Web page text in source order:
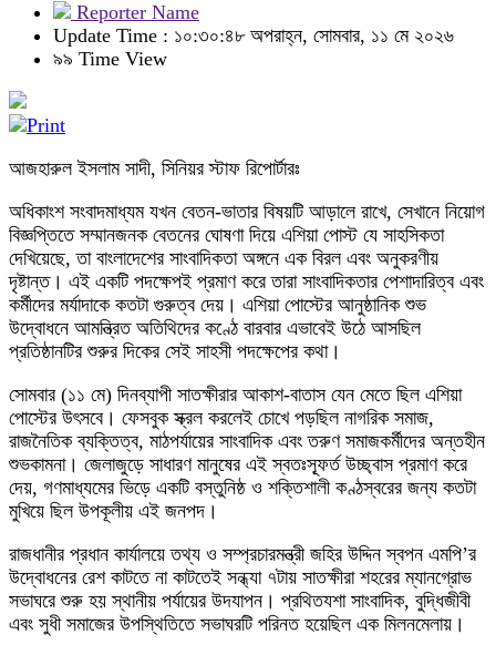
Reporter Name
Update Time : ১০:৩০:৪৮ অপরাহ্ন, সোমবার, ১১ মে ২০২৬
৯৯ Time View
আজহারুল ইসলাম সাদী, সিনিয়র স্টাফ রিপোর্টারঃ
অধিকাংশ সংবাদমাধ্যম যখন বেতন-ভাতার বিষয়টি আড়ালে রাখে, সেখানে নিয়োগ
বিজ্ঞপ্তিতে সম্মানজনক বেতনের ঘোষণা দিয়ে এশিয়া পোস্ট যে সাহসিকতা
দেখিয়েছে, তা বাংলাদেশের সাংবাদিকতা অঙ্গনে এক বিরল এবং অনুকরণীয়
দৃষ্টান্ত। এই একটি পদক্ষেপই প্রমাণ করে তারা সাংবাদিকতার পেশাদারিত্ব এবং
কর্মীদের মর্যাদাকে কতটা গুরুত্ব দেয়। এশিয়া পোস্টের আনুষ্ঠানিক শুভ
উদ্বোধনে আমন্ত্রিত অতিথিদের কণ্ঠে বারবার এভাবেই উঠে আসছিল
প্রতিষ্ঠানটির শুরুর দিকের সেই সাহসী পদক্ষেপের কথা।
সোমবার (১১ মে) দিনব্যাপী সাতক্ষীরার আকাশ-বাতাস যেন মেতে ছিল এশিয়া
পোস্টের উৎসবে। ফেসবুক স্ক্রল করলেই চোখে পড়ছিল নাগরিক সমাজ,
রাজনৈতিক ব্যক্তিত্ব, মাঠপর্যায়ের সাংবাদিক এবং তরুণ সমাজকর্মীদের অন্তহীন
শুভকামনা। জেলাজুড়ে সাধারণ মানুষের এই স্বতঃস্ফূর্ত উচ্ছ্বাস প্রমাণ করে
দেয়, গণমাধ্যমের ভিড়ে একটি বস্তুনিষ্ঠ ও শক্তিশালী কণ্ঠস্বরের জন্য কতটা
মুখিয়ে ছিল উপকূলীয় এই জনপদ।
রাজধানীর প্রধান কার্যালয়ে তথ্য ও সম্প্রচারমন্ত্রী জহির উদ্দিন স্বপন এমপি’র
উদ্বোধনের রেশ কাটতে না কাটতেই সন্ধ্যা ৭টায় সাতক্ষীরা শহরের ম্যানগ্রোভ
সভাঘরে শুরু হয় স্থানীয় পর্যায়ের উদযাপন। প্রথিতযশা সাংবাদিক, বুদ্ধিজীবী
এবং সুধী সমাজের উপস্থিতিতে সভাঘরটি পরিনত হয়েছিল এক মিলনমেলায়।